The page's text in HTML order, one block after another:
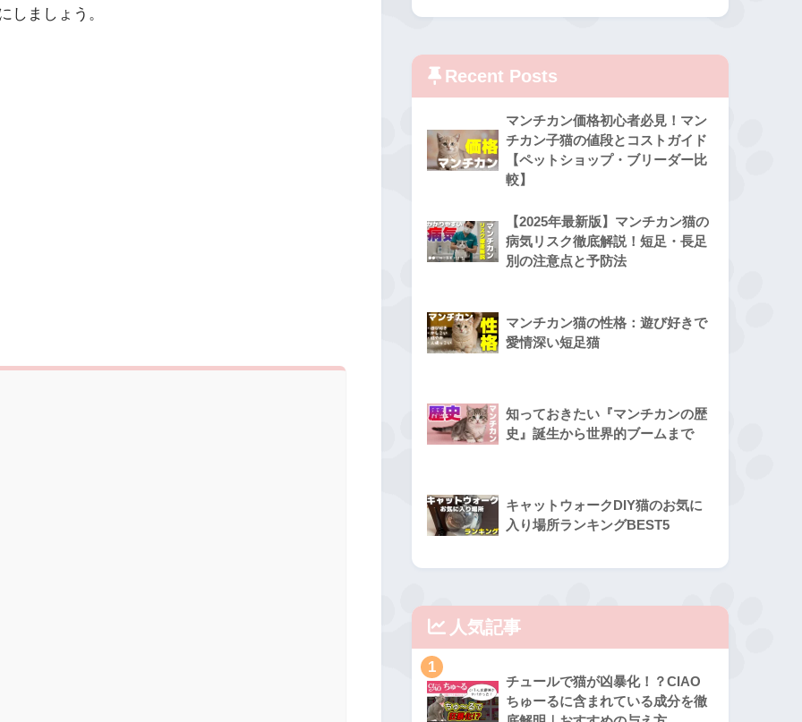
しましょう。
Recent Posts
マンチカン価格初心者必見！マン
チカン子猫の値段とコストガイド
【ペットショップ・ブリーダー比
較】
【2025年最新版】マンチカン猫の
病気リスク徹底解説！短足・長足
別の注意点と予防法
マンチカン猫の性格：遊び好きで
愛情深い短足猫
知っておきたい『マンチカンの歴
史』誕生から世界的ブームまで
キャットウォークDIY猫のお気に
入り場所ランキングBEST5
人気記事
1
チュールで猫が凶暴化！？CIAO
ちゅーるに含まれている成分を徹